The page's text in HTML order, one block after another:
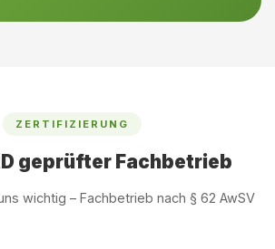
ZERTIFIZIERUNG
geprüfter Fachbetrieb
wichtig – Fachbetrieb nach § 62 AwSV